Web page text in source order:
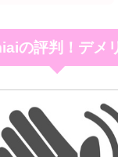
の評判！デメ